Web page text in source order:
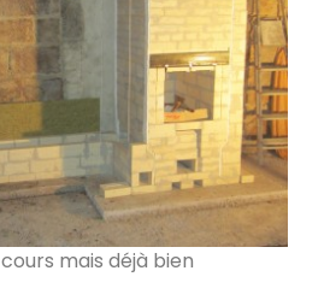
sans enduit
de-Chevelu 73170
la-Clastre 26400
mais déjà bien